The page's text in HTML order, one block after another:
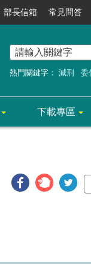
部長信箱 常見問答
熱門關鍵字： 減刑 委
下載專區